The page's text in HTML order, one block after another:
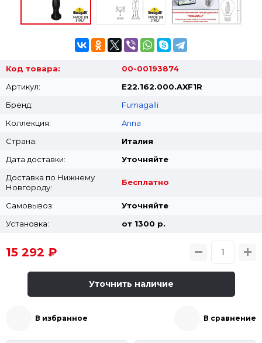
Код товара:
00-00193874
Артикул:
E22.162.000.AXF1R
Бренд:
Fumagalli
Коллекция:
Anna
Страна:
Италия
Дата доставки:
Уточняйте
Доставка по Нижнему
Новгороду:
Бесплатно
Самовывоз:
Уточняйте
Установка:
от 1300 p.
15 292 ₽
Уточнить наличие
В избранное В сравнение